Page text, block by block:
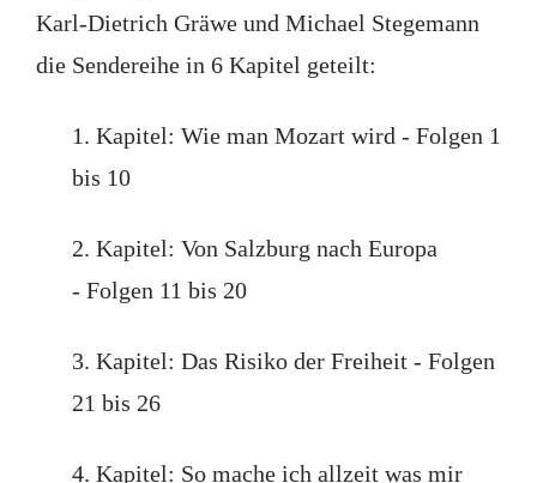
Karl-Dietrich Gräwe und Michael Stegemann
die Sendereihe in 6 Kapitel geteilt:
1. Kapitel: Wie man Mozart wird - Folgen 1
bis 10
2. Kapitel: Von Salzburg nach Europa
- Folgen 11 bis 20
3. Kapitel: Das Risiko der Freiheit - Folgen
21 bis 26
4. Kapitel: So mache ich allzeit was mir